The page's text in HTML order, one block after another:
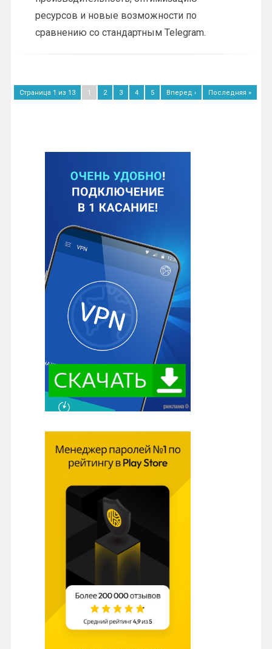
ресурсов и новые возможности по
сравнению со стандартным Telegram.
Страница 1 из 13 1 2 3 4 5 Вперед › Последняя »